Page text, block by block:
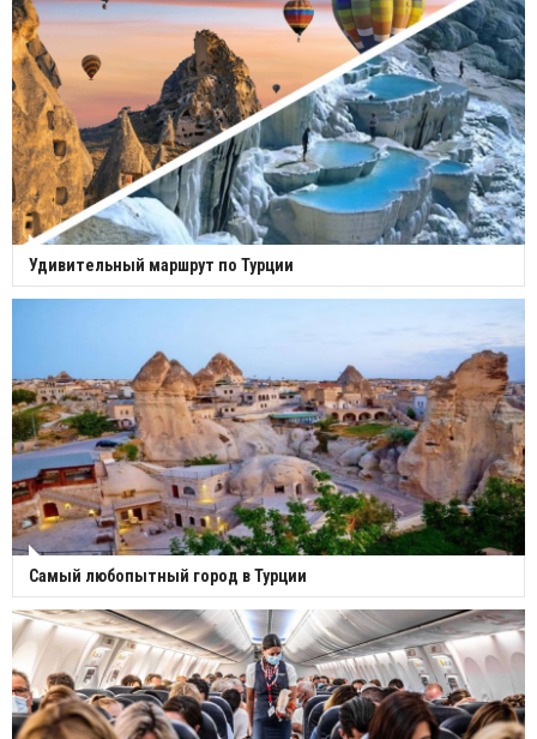
Удивительный маршрут по Турции
Самый любопытный город в Турции